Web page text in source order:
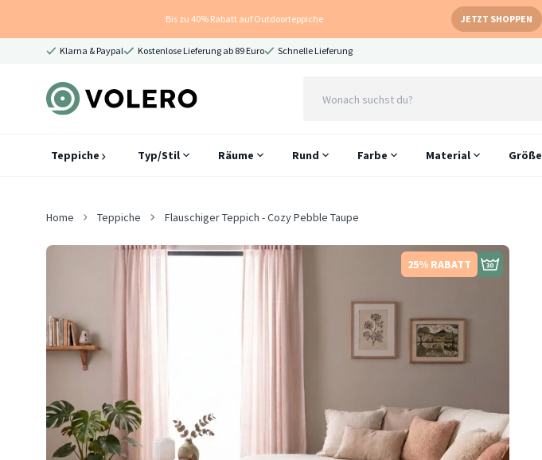
Bis zu 40% Rabatt auf Outdoorteppiche JETZT SHOPPEN
Klarna & Paypal Kostenlose Lieferung ab 89 Euro Schnelle Lieferung
Teppiche Typ/Stil Räume Rund Farbe Material Größe
Home Teppiche Flauschiger Teppich - Cozy Pebble Taupe
25% RABATT